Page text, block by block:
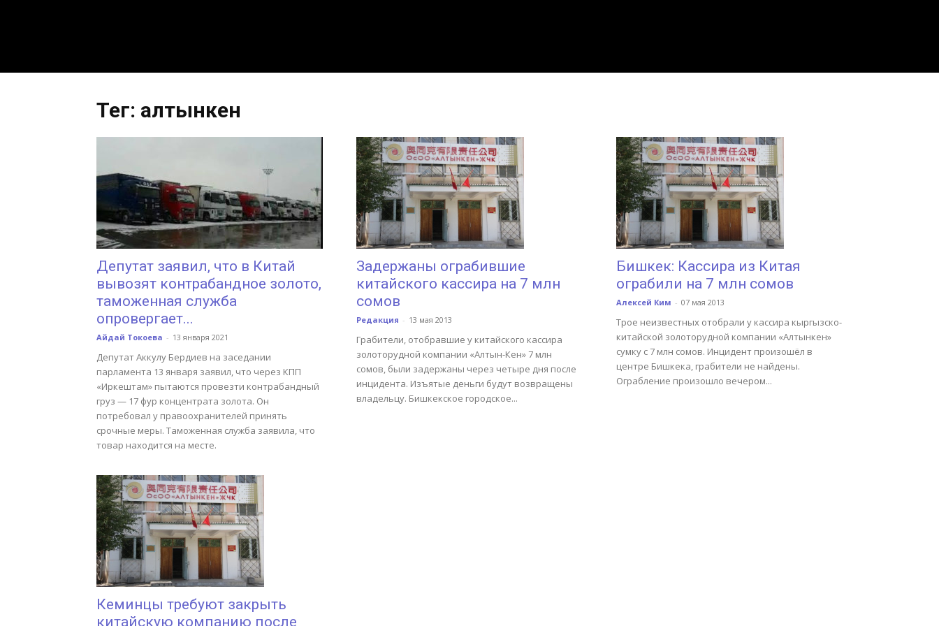
Тег: алтынкен
Депутат заявил, что в Китай
вывозят контрабандное золото,
таможенная служба
опровергает...
Айдай Токоева - 13 января 2021
Депутат Аккулу Бердиев на заседании
парламента 13 января заявил, что через КПП
«Иркештам» пытаются провезти контрабандный
груз — 17 фур концентрата золота. Он
потребовал у правоохранителей принять
срочные меры. Таможенная служба заявила, что
товар находится на месте.
Задержаны ограбившие
китайского кассира на 7 млн
сомов
Редакция - 13 мая 2013
Грабители, отобравшие у китайского кассира
золоторудной компании «Алтын-Кен» 7 млн
сомов, были задержаны через четыре дня после
инцидента. Изъятые деньги будут возвращены
владельцу. Бишкекское городское...
Бишкек: Кассира из Китая
ограбили на 7 млн сомов
Алексей Ким - 07 мая 2013
Трое неизвестных отобрали у кассира кыргызско-
китайской золоторудной компании «Алтынкен»
сумку с 7 млн сомов. Инцидент произошёл в
центре Бишкека, грабители не найдены.
Ограбление произошло вечером...
Кеминцы требуют закрыть
китайскую компанию после